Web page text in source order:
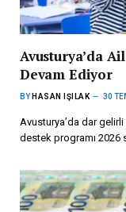
Avusturya’da
Devam Ediyor
BY HASAN IŞILAK 30
Avusturya’da dar
destek programı 2026